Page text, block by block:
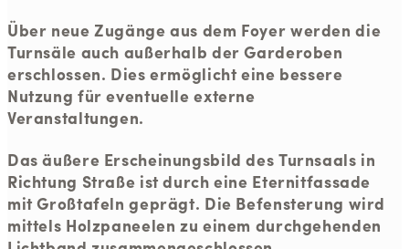
Über neue Zugänge aus dem Foyer werden die
Turnsäle auch außerhalb der Garderoben
erschlossen. Dies ermöglicht eine bessere
Nutzung für eventuelle externe
Veranstaltungen.
Das äußere Erscheinungsbild des Turnsaals in
Richtung Straße ist durch eine Eternitfassade
mit Großtafeln geprägt. Die Befensterung wird
mittels Holzpaneelen zu einem durchgehenden